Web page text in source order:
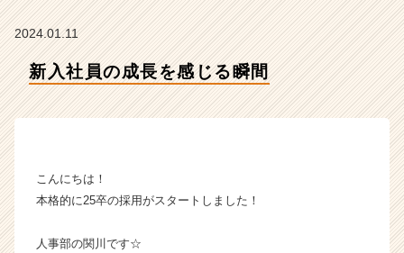
タ
ム
ベ
2024.01.11
新入社員の成長を感じる瞬間
こんにちは！
本格的に25卒の採用がスタートしました！
人事部の関川です☆